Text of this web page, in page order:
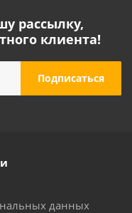
рассылку,
клиента!
данных